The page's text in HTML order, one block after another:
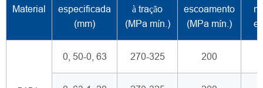
Material
especificada
(mm)
à tração
(MPa mín.)
escoamento
(MPa mín.)
0, 50-0, 63 270-325 200